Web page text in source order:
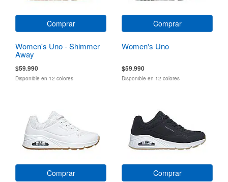
Comprar
Women's Uno - Shimmer
Away
$59.990
Disponible en 12 colores
Comprar
Women's Uno
$59.990
Disponible en 12 colores
Comprar Comprar